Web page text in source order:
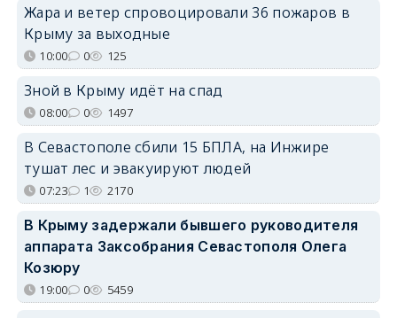
Жара и ветер спровоцировали 36 пожаров в
Крыму за выходные
10:00 0 125
Зной в Крыму идёт на спад
08:00 0 1497
В Севастополе сбили 15 БПЛА, на Инжире
тушат лес и эвакуируют людей
07:23 1 2170
В Крыму задержали бывшего руководителя
аппарата Заксобрания Севастополя Олега
Козюру
19:00 0 5459